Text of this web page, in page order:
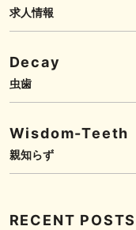
求人情報
Decay
虫歯
Wisdom-Teeth
親知らず
RECENT POSTS